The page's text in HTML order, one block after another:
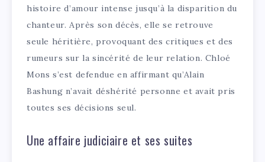
histoire d’amour intense jusqu’à la disparition du
chanteur. Après son décès, elle se retrouve
seule héritière, provoquant des critiques et des
rumeurs sur la sincérité de leur relation. Chloé
Mons s’est defendue en affirmant qu’Alain
Bashung n’avait déshérité personne et avait pris
toutes ses décisions seul.
Une affaire judiciaire et ses suites